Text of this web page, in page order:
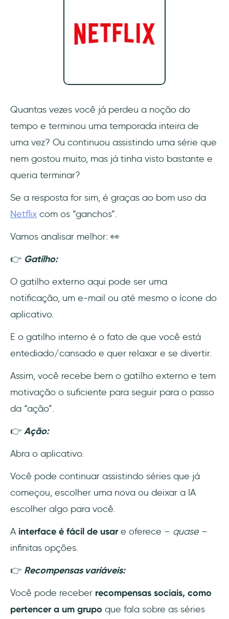
Quantas vezes você já perdeu a noção do
tempo e terminou uma temporada inteira de
uma vez? Ou continuou assistindo uma série que
nem gostou muito, mas já tinha visto bastante e
queria terminar?
Se a resposta for sim, é graças ao bom uso da
Netflix com os “ganchos”.
Vamos analisar melhor: 👀
👉 Gatilho:
O gatilho externo aqui pode ser uma
notificação, um e-mail ou até mesmo o ícone do
aplicativo.
E o gatilho interno é o fato de que você está
entediado/cansado e quer relaxar e se divertir.
Assim, você recebe bem o gatilho externo e tem
motivação o suficiente para seguir para o passo
da “ação”.
👉 Ação:
Abra o aplicativo.
Você pode continuar assistindo séries que já
começou, escolher uma nova ou deixar a IA
escolher algo para você.
A interface é fácil de usare oferece – quase–
infinitas opções.
👉 Recompensas variáveis:
Você pode receber recompensas sociais, como
pertencer a um grupo que fala sobre as séries